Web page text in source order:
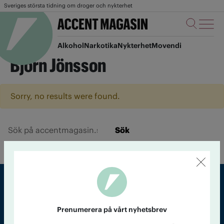
Sveriges största tidning om droger och nykterhet
AlkoholNarkotikaNykterhetMovendi
Björn Jönsson
Sorry, no results were found.
Sök
Prenumerera på vårt nyhetsbrev